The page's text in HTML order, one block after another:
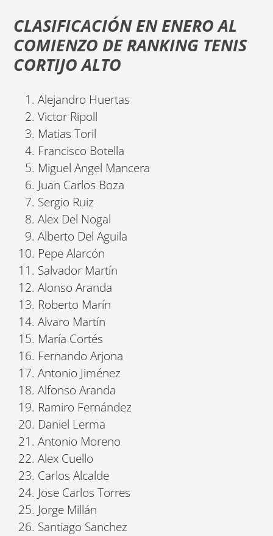
CLASIFICACIÓN EN ENERO AL
COMIENZO DE RANKING TENIS
CORTIJO ALTO
Alejandro Huertas
Victor Ripoll
Matias Toril
Francisco Botella
Miguel Angel Mancera
Juan Carlos Boza
Sergio Ruiz
Alex Del Nogal
Alberto Del Aguila
Pepe Alarcón
Salvador Martín
Alonso Aranda
Roberto Marín
Alvaro Martín
María Cortés
Fernando Arjona
Antonio Jiménez
Alfonso Aranda
Ramiro Fernández
Daniel Lerma
Antonio Moreno
Alex Cuello
Carlos Alcalde
Jose Carlos Torres
Jorge Millán
Santiago Sanchez